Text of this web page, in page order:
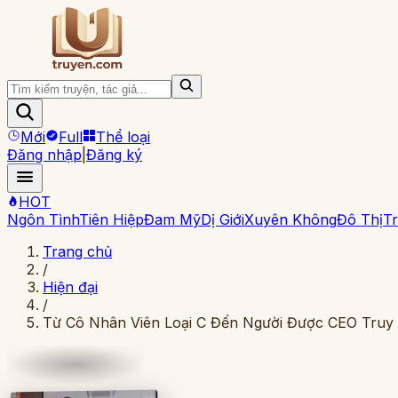
Mới Full
Thể loại
Đăng nhập Đăng ký
HOT
Ngôn TìnhTiên HiệpĐam MỹDị GiớiXuyên KhôngĐô Thị
Trang chủ
/
Hiện đại
/
Từ Cô Nhân Viên Loại C Đến Người Được CEO Truy